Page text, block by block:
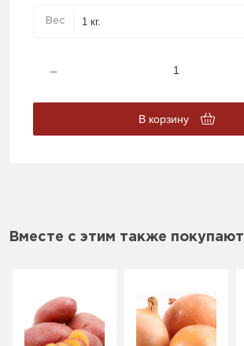
Вес
В корзину
Вместе с этим также покупают